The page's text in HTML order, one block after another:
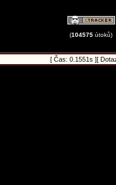
(104575 útoků)
[ Čas: 0.1551s ][